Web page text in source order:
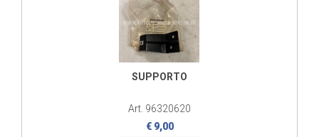
SUPPORTO
Art. 96320620
€ 9,00